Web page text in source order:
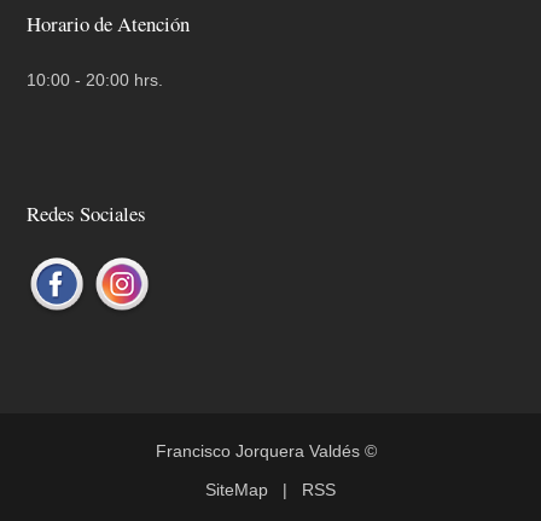
Horario de Atención
10:00 - 20:00 hrs.
Redes Sociales
Francisco Jorquera Valdés©
SiteMap | RSS